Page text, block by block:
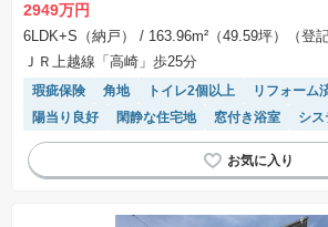
表示されておりません。
※取引にかかる費用：物件の契約手続き、決済、引き渡し時に
不動産会社によって表記有無が異なるため、ご自身で十分な確
いたします。
場合があります。
2949万円
6LDK+S（納戸） / 163.96m²（49.59坪）（登記
ＪＲ上越線「高崎」歩25分
瑕疵保険 角地 トイレ2個以上
リフォーム
陽当り良好
閑静な住宅地 窓付き浴室 シ